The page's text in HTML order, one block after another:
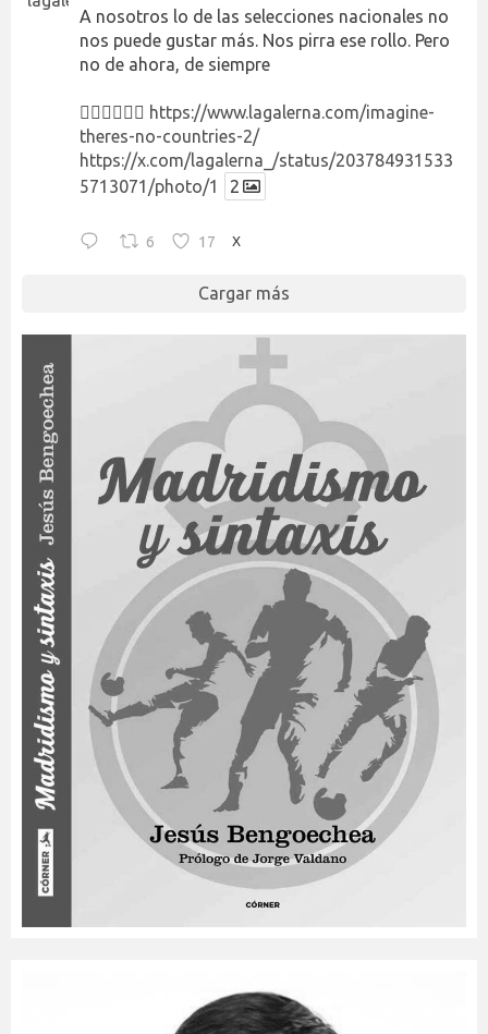
A nosotros lo de las selecciones nacionales no
nos puede gustar más. Nos pirra ese rollo. Pero
no de ahora, de siempre
👉🏻👉🏻👉🏻 https://www.lagalerna.com/imagine-
theres-no-countries-2/
https://x.com/lagalerna_/status/203784931533
5713071/photo/1
2
6 17 X
Cargar más